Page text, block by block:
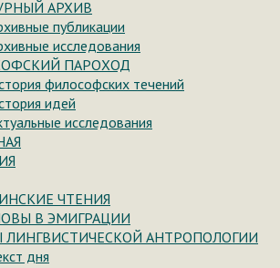
АРХИВ
публикации
исследования
ПАРОХОД
философских течений
идей
исследования
ЧТЕНИЯ
В ЭМИГРАЦИИ
АНТРОПОЛОГИИ
дня